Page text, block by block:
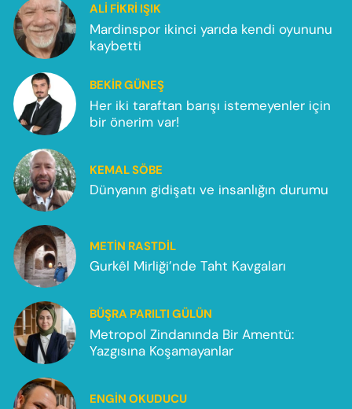
ALI FIKRI IŞIK
Mardinspor ikinci yarıda kendi oyununu
kaybetti
BEKIR GÜNEŞ
Her iki taraftan barışı istemeyenler için
bir önerim var!
KEMAL SÖBE
Dünyanın gidişatı ve insanlığın durumu
METIN RASTDIL
Gurkêl Mirliği’nde Taht Kavgaları
BÜŞRA PARILTI GÜLÜN
Metropol Zindanında Bir Amentü:
Yazgısına Koşamayanlar
ENGIN OKUDUCU